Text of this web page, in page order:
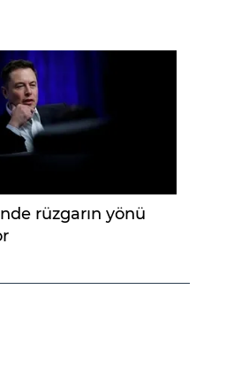
rüzgarın yönü